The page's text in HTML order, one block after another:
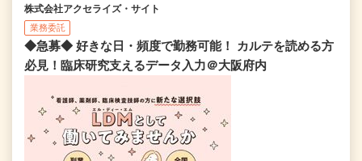
株式会社アクセライズ・サイト
業務委託
◆急募◆ 好きな日・頻度で勤務可能！ カルテを読める方
必見！臨床研究支えるデータ入力＠大阪府内